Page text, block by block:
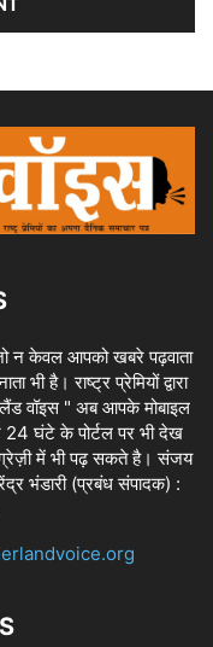
न केवल आपको खबरे पढ़वाता
है। राष्ट्र प्रेमियों द्वारा
वॉइस " अब आपके मोबाइल
24 घंटे के पोर्टल पर भी देख
में भी पढ़ सकते है। संजय
भंडारी (प्रबंध संपादक) :